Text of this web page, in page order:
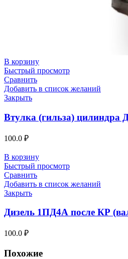
В корзину
Быстрый просмотр
Сравнить
Добавить в список желаний
Закрыть
Втулка (гильза) цилиндра
100.0 ₽
В корзину
Быстрый просмотр
Сравнить
Добавить в список желаний
Закрыть
Дизель 1ПД4А после КР
100.0 ₽
Похожие